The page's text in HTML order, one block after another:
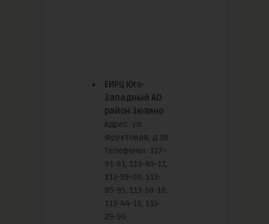
ЕИРЦ Юго-
Западный АО
район Зюзино
Адрес: ул.
Фруктовая, д.18
Телефоны: 317-
91-81, 113-49-11,
113-59-00, 113-
85-95, 113-58-18,
113-44-16, 113-
29-90